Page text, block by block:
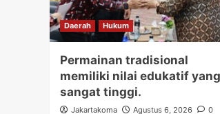
Daerah Hukum
Permainan tradisional
memiliki nilai edukatif yang
sangat tinggi.
Jakartakoma Agustus 6, 2026 0